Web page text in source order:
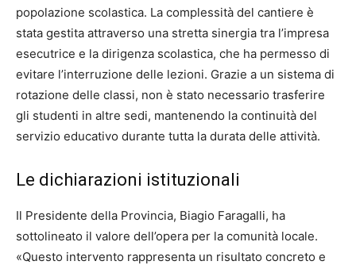
popolazione scolastica. La complessità del cantiere è
stata gestita attraverso una stretta sinergia tra l’impresa
esecutrice e la dirigenza scolastica, che ha permesso di
evitare l’interruzione delle lezioni. Grazie a un sistema di
rotazione delle classi, non è stato necessario trasferire
gli studenti in altre sedi, mantenendo la continuità del
servizio educativo durante tutta la durata delle attività.
Le dichiarazioni istituzionali
Il Presidente della Provincia, Biagio Faragalli, ha
sottolineato il valore dell’opera per la comunità locale.
«Questo intervento rappresenta un risultato concreto e